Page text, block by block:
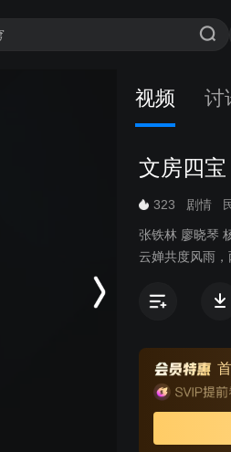
视频 讨
文房四宝
323 剧情
张铁林 廖晓琴
云婵共度风雨，